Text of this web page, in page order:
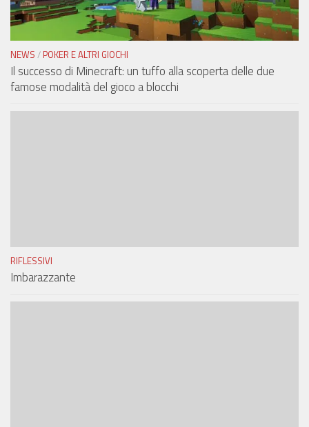
NEWS / POKER E ALTRI GIOCHI
Il successo di Minecraft: un tuffo alla scoperta delle due
famose modalità del gioco a blocchi
RIFLESSIVI
Imbarazzante